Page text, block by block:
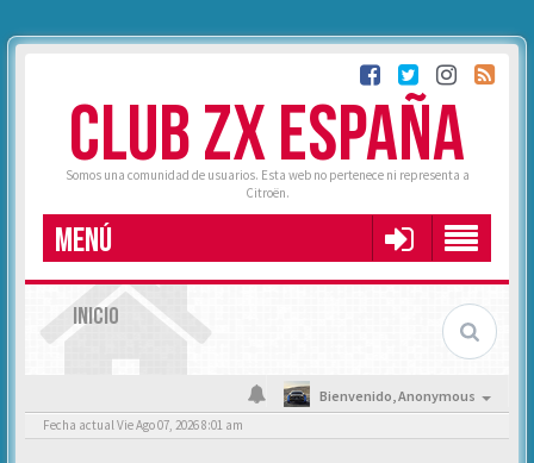
CLUB ZX ESPAÑA
Somos una comunidad de usuarios. Esta web no pertenece ni representa a
Citroën.
MENÚ
INICIO
Bienvenido,Anonymous
Fecha actual Vie Ago 07, 2026 8:01 am